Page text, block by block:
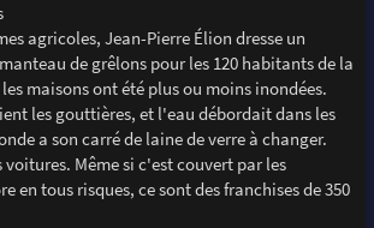
agricoles, Jean-Pierre Élion dresse un
de grêlons pour les 120 habitants de la
maisons ont été plus ou moins inondées.
les gouttières, et l'eau débordait dans les
a son carré de laine de verre à changer.
Même si c'est couvert par les
en tous risques, ce sont des franchises de 350